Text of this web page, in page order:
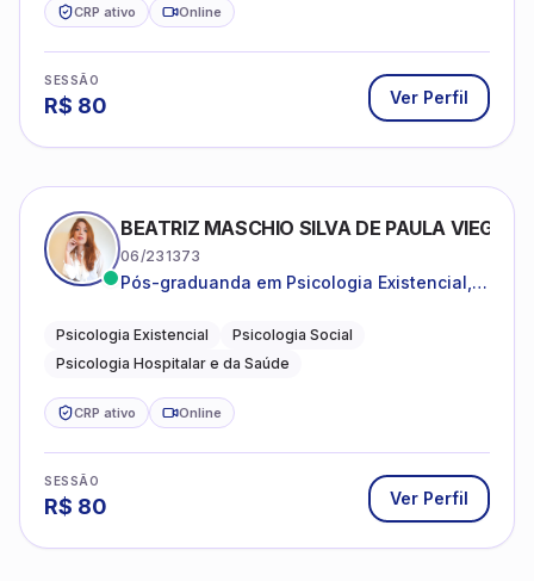
CRP ativo Online
SESSÃO
R$ 80 Ver Perfil
BEATRIZ MASCHIO SILVA DE PAULA VIEGAS
06/231373
Pós-graduanda em Psicologia Existencial,
da Saúde.
Psicologia Existencial
Psicologia Social
Psicologia Hospitalar e da Saúde
CRP ativo Online
SESSÃO
R$ 80 Ver Perfil